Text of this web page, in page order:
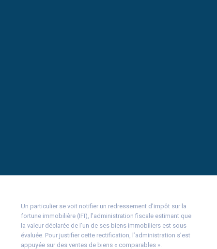
Un particulier se voit notifier un redressement d’impôt sur la
fortune immobilière (IFI), l’administration fiscale estimant que
la valeur déclarée de l’un de ses biens immobiliers est sous-
évaluée. Pour justifier cette rectification, l’administration s’est
appuyée sur des ventes de biens « comparables ».